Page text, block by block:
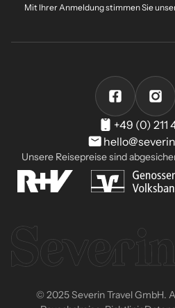
Mit Ihrer Anmeldung stimmen Sie
+49 (0) 211
Unsere Reisepreise sind
© 2025 Severin Travel GmbH.